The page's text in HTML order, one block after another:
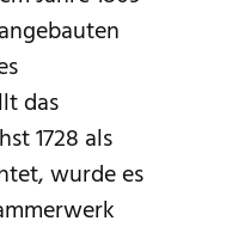
das
1728 als
wurde es